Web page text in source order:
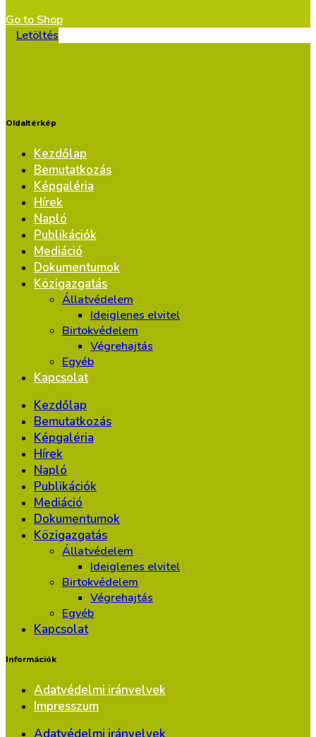
Go to Shop
Letöltés
Oldaltérkép
Kezdőlap
Bemutatkozás
Képgaléria
Hírek
Napló
Publikációk
Mediáció
Dokumentumok
Közigazgatás
Állatvédelem
Ideiglenes elvitel
Birtokvédelem
Végrehajtás
Egyéb
Kapcsolat
Kezdőlap
Bemutatkozás
Képgaléria
Hírek
Napló
Publikációk
Mediáció
Dokumentumok
Közigazgatás
Állatvédelem
Ideiglenes elvitel
Birtokvédelem
Végrehajtás
Egyéb
Kapcsolat
Információk
Adatvédelmi irányelvek
Impresszum
Adatvédelmi irányelvek